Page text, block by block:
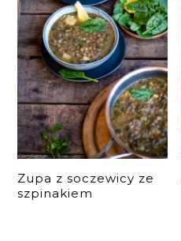
Zupa z soczewicy ze
szpinakiem